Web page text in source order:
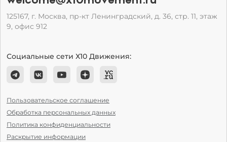
125167, г. Москва, пр-кт Ленинградский, д. 36, стр. 11, этаж
9, офис 912
Социальные сети Х10 Движения:
Пользовательское соглашение
Обработка персональных данных
Политика конфиденциальности
Раскрытие информации